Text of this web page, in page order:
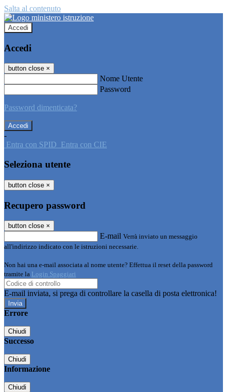
Salta al contenuto
Accedi
Accedi
button close ×
Nome Utente
Password
Password dimenticata?
-
Entra con SPID Entra con CIE
Seleziona utente
button close ×
Recupero password
button close ×
E-mail Verrà inviato un messaggio
all'indirizzo indicato con le istruzioni necessarie.
Non hai una e-mail associata al nome utente? Effettua il reset della password
tramite la Login Spaggiari
E-mail inviata, si prega di controllare la casella di posta elettronica!
Errore
Chiudi
Successo
Chiudi
Informazione
Chiudi